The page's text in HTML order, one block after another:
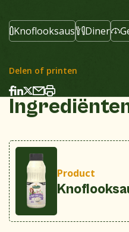
Knoflooksaus Diner
Delen of printen
Product